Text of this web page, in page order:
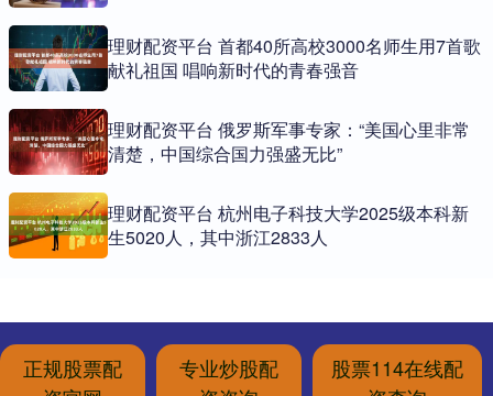
理财配资平台 首都40所高校3000名师生用7首歌
献礼祖国 唱响新时代的青春强音
理财配资平台 俄罗斯军事专家：“美国心里非常
清楚，中国综合国力强盛无比”
理财配资平台 杭州电子科技大学2025级本科新
生5020人，其中浙江2833人
正规股票配
专业炒股配
股票114在线配